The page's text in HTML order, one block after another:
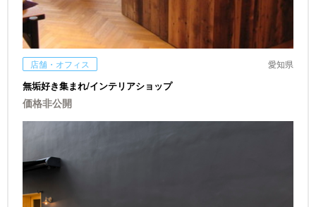
店舗・オフィス 愛知県
無垢好き集まれ/インテリアショップ
価格非公開